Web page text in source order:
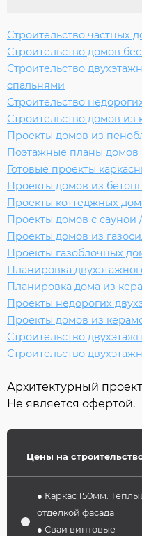
Строительство частных
Строительство домов
Строительство
спальнями
Строительство
Строительство домов из
Проекты домов из
Поэтажные планы домов
Готовые проекты
Проекты домов из
Проекты коттеджных
Проекты домов с сауной
Проекты домов из
Проекты газоблочных
Планировка
Планировка дома из
Проекты недорогих
Проекты домов из
Строительство
Строительство
Архитектурный
Не является офертой.
Цены на
● Каркас 150мм:
отделкой фасада
● Сваи винтовые